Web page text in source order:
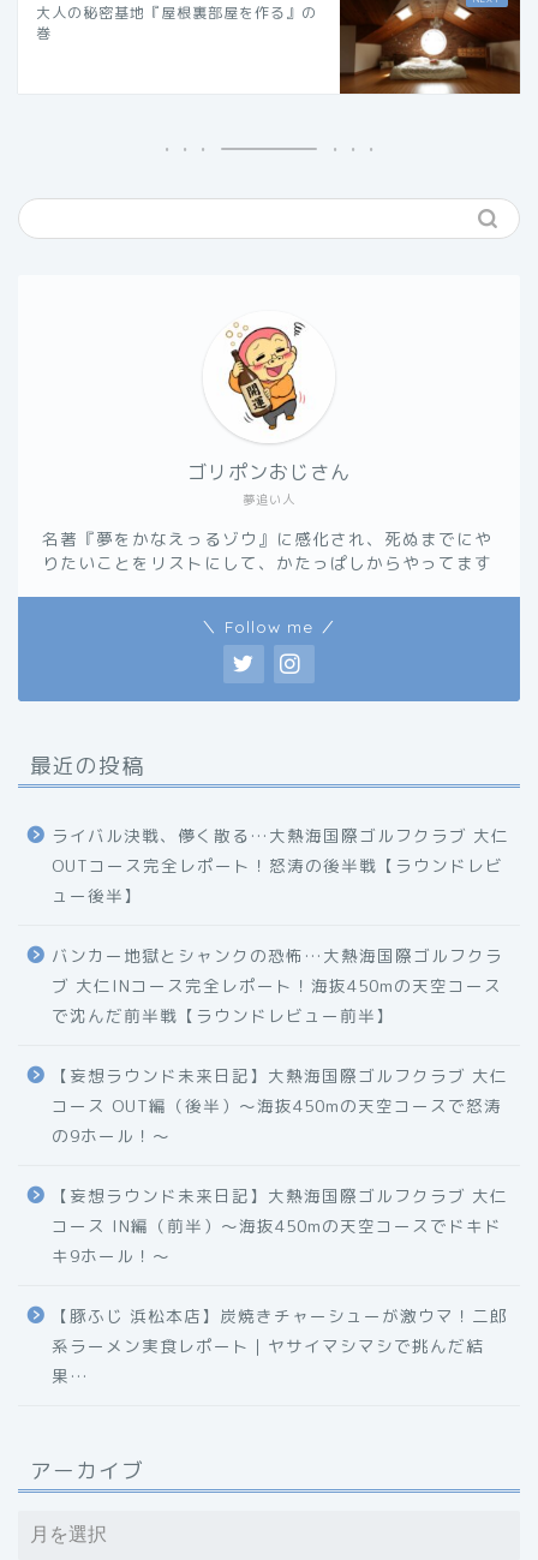
大人の秘密基地『屋根裏部屋を作る』の
巻
夢追い人
ゴリポンおじさん
名著『夢をかなえっるゾウ』に感化され、死ぬまでにや
りたいことをリストにして、かたっぱしからやってます
＼ Follow me ／
最近の投稿
ライバル決戦、儚く散る…大熱海国際ゴルフクラブ 大仁
OUTコース完全レポート！怒涛の後半戦【ラウンドレビ
ュー後半】
バンカー地獄とシャンクの恐怖…大熱海国際ゴルフクラ
ブ 大仁INコース完全レポート！海抜450mの天空コース
で沈んだ前半戦【ラウンドレビュー前半】
【妄想ラウンド未来日記】大熱海国際ゴルフクラブ 大仁
コース OUT編（後半）〜海抜450mの天空コースで怒涛
の9ホール！〜
【妄想ラウンド未来日記】大熱海国際ゴルフクラブ 大仁
コース IN編（前半）〜海抜450mの天空コースでドキド
キ9ホール！〜
【豚ふじ 浜松本店】炭焼きチャーシューが激ウマ！二郎
系ラーメン実食レポート｜ヤサイマシマシで挑んだ結
果…
アーカイブ